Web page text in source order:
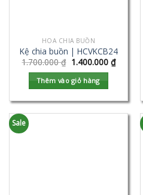
HOA CHIA BUỒN
Kệ chia buồn | HCVKCB24
1.700.000₫ 1.400.000 ₫
Thêm vào giỏ hàng
Sale